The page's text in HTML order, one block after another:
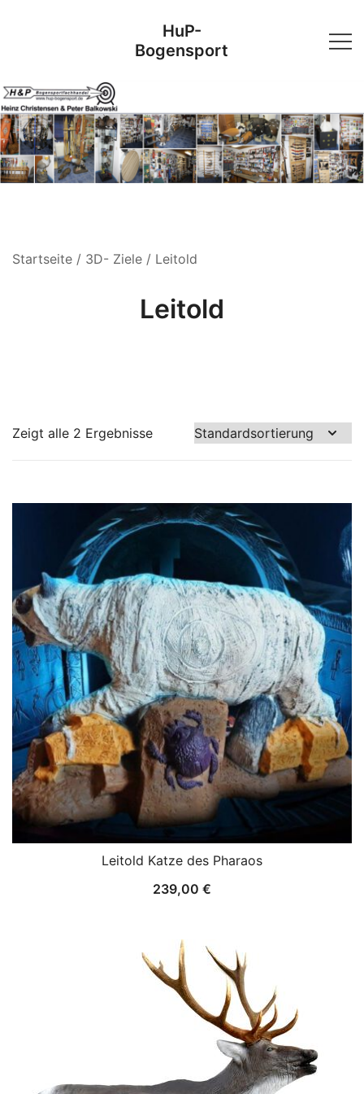
HuP-
Bogensport
Startseite / 3D- Ziele / Leitold
Leitold
Zeigt alle 2 Ergebnisse
Leitold Katze des Pharaos
239,00 €